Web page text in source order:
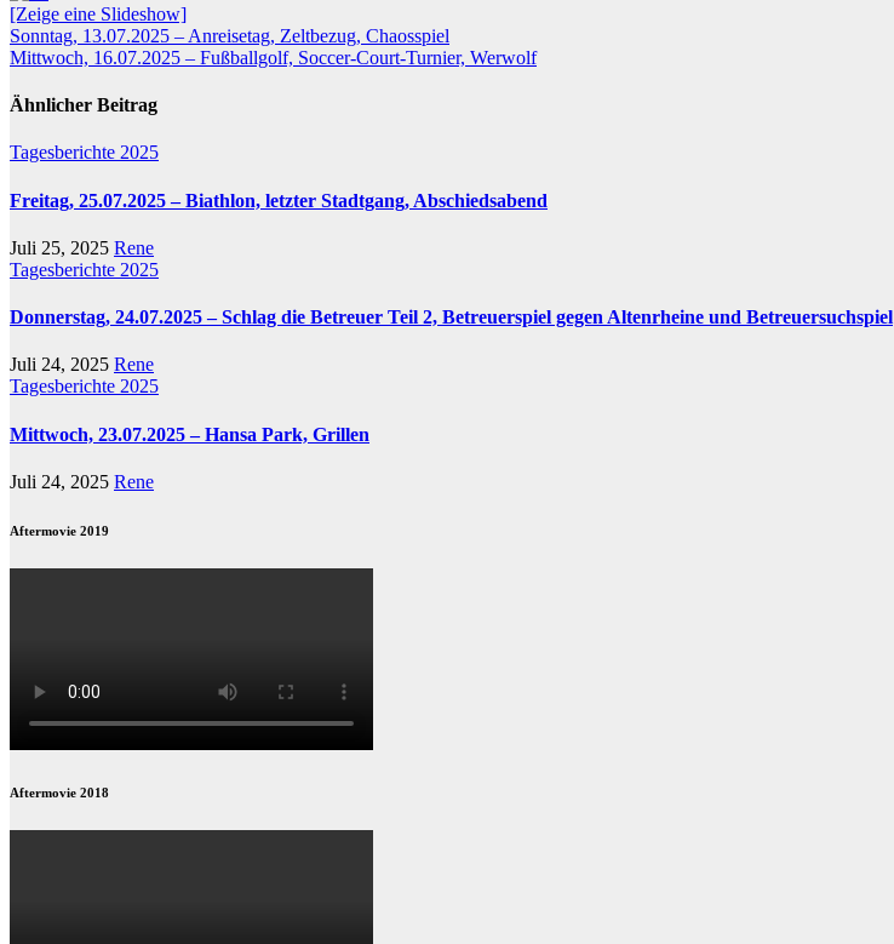
[Zeige eine Slideshow]
Beitragsnavigation
Sonntag, 13.07.2025 – Anreisetag, Zeltbezug, Chaosspiel
Mittwoch, 16.07.2025 – Fußballgolf, Soccer-Court-Turnier, Werwolf
Ähnlicher Beitrag
Tagesberichte 2025
Freitag, 25.07.2025 – Biathlon, letzter Stadtgang, Abschiedsabend
Juli 25, 2025 Rene
Tagesberichte 2025
Donnerstag, 24.07.2025 – Schlag die Betreuer Teil 2, Betreuerspiel gegen Altenrheine und Betreuersuchspiel
Juli 24, 2025 Rene
Tagesberichte 2025
Mittwoch, 23.07.2025 – Hansa Park, Grillen
Juli 24, 2025 Rene
Aftermovie 2019
Aftermovie 2018